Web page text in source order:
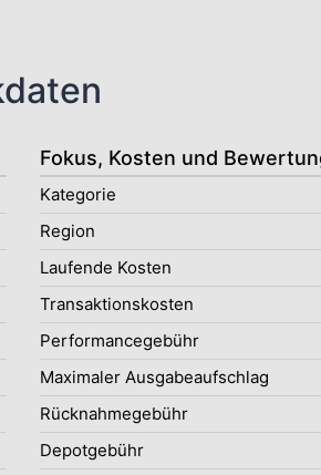
Fokus, Kosten und
Kategorie
Region
Laufende Kosten
Transaktionskosten
Performancegebühr
Maximaler Ausgabeaufschlag
Rücknahmegebühr
Depotgebühr